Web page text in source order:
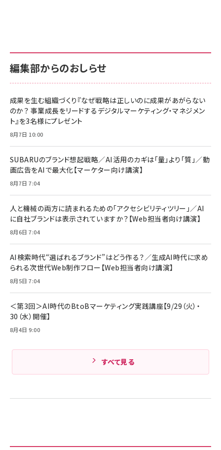
￥880
anan(アンアン)2026/06/24号 No.2500増刊
スペシャルエディション[王道エンタメの矜持／
￥1,100
anan(アンアン)2026/07/08号 No.2502[2026
￥880
ママ投資家が育休中に１億貯めた株式投資
組織の成果を最大化する ルールのデザイン
￥1,980
Amazonランキングをもっと見る
サポート正規品 メーカー保証5年 KLMEA128G
NIMASO ガラスフィルム iPhone 17 用 保護フィ
すい ガイド枠付き いPhone17 (6.3インチ) 対応
2枚セット DSP25F1698
￥1,599
￥6,980
全ワイヤレスイヤホン/アクティブノイズキャンセリ
技術基準適合】ブラック
￥5,990
ケーブル Anker絡まないケーブル 240W 結束バン
ド付き USB PD対応 シリコン素材採用 iPhone
17 / 16 / 15 / Galaxy iPad Pro MacBook
Pro/Air 各種対応 (1.8m ミッドナイトブラック)
￥1,890
サポート正規品 メーカー保証5年 KLMEA128G
Amazon eギフトカード - Amazonロゴ - クラ
￥5,000
Anker PowerLine III Flow USB-C & USB-C
Pro/Air 各種対応 (1.8m ミッドナイトブラック)
￥1,890
サッポロ 生ビール 黒ラベル 350ml 缶 24本 ビー
ル ケース買い【6/30応募〆切! 黒ラベルビヤセラー
￥4,857
編集部からのおしらせ
成果を生む組織づくり『なぜ戦略は正しいのに成果があがらない
のか？ 事業成長をリードするデジタルマーケティング・マネジメン
ト』を3名様にプレゼント
8月7日 10:00
SUBARUのブランド想起戦略／AI活用のカギは「量」より「質」／動
画広告をAIで最大化【マーケター向け講演】
8月7日 7:04
人と機械の両方に読まれるための「アクセシビリティツリー」／AI
に自社ブランドは表示されていますか？【Web担当者向け講演】
8月6日 7:04
AI検索時代“選ばれるブランド”はどう作る？／生成AI時代に求め
られる次世代Web制作フロー【Web担当者向け講演】
8月5日 7:04
＜第3回＞AI時代のBtoBマーケティング実践講座【9/29（火）・
30（水）開催】
8月4日 9:00
すべて見る